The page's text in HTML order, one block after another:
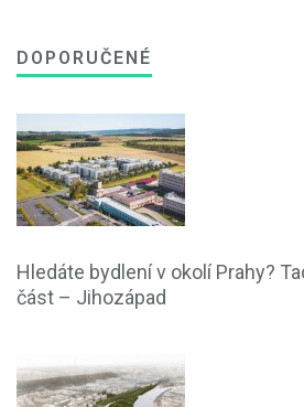
DOPORUČENÉ
Hledáte bydlení v okolí Prahy?
část – Jihozápad